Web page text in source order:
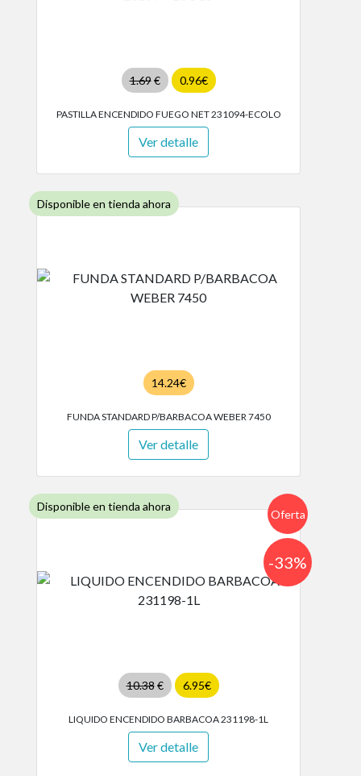
1.69€ 0.96€
PASTILLA ENCENDIDO FUEGO NET 231094-ECOLO
Ver detalle
Disponible en tienda ahora
14.24€
FUNDA STANDARD P/BARBACOA WEBER 7450
Ver detalle
Disponible en tienda ahora
Oferta
10.38€ 6.95€
-33%
LIQUIDO ENCENDIDO BARBACOA 231198-1L
Ver detalle